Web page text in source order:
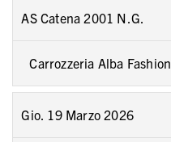
AS Catena 2001 N.G.
Carrozzeria Alba Fashion
Gio. 19 Marzo 2026